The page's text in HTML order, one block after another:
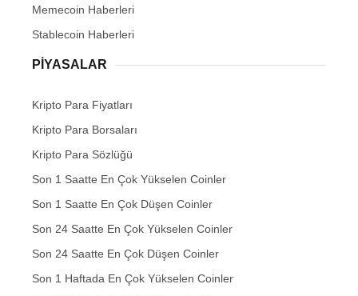
Memecoin Haberleri
Stablecoin Haberleri
PIYASALAR
Kripto Para Fiyatları
Kripto Para Borsaları
Kripto Para Sözlüğü
Son 1 Saatte En Çok Yükselen Coinler
Son 1 Saatte En Çok Düşen Coinler
Son 24 Saatte En Çok Yükselen Coinler
Son 24 Saatte En Çok Düşen Coinler
Son 1 Haftada En Çok Yükselen Coinler